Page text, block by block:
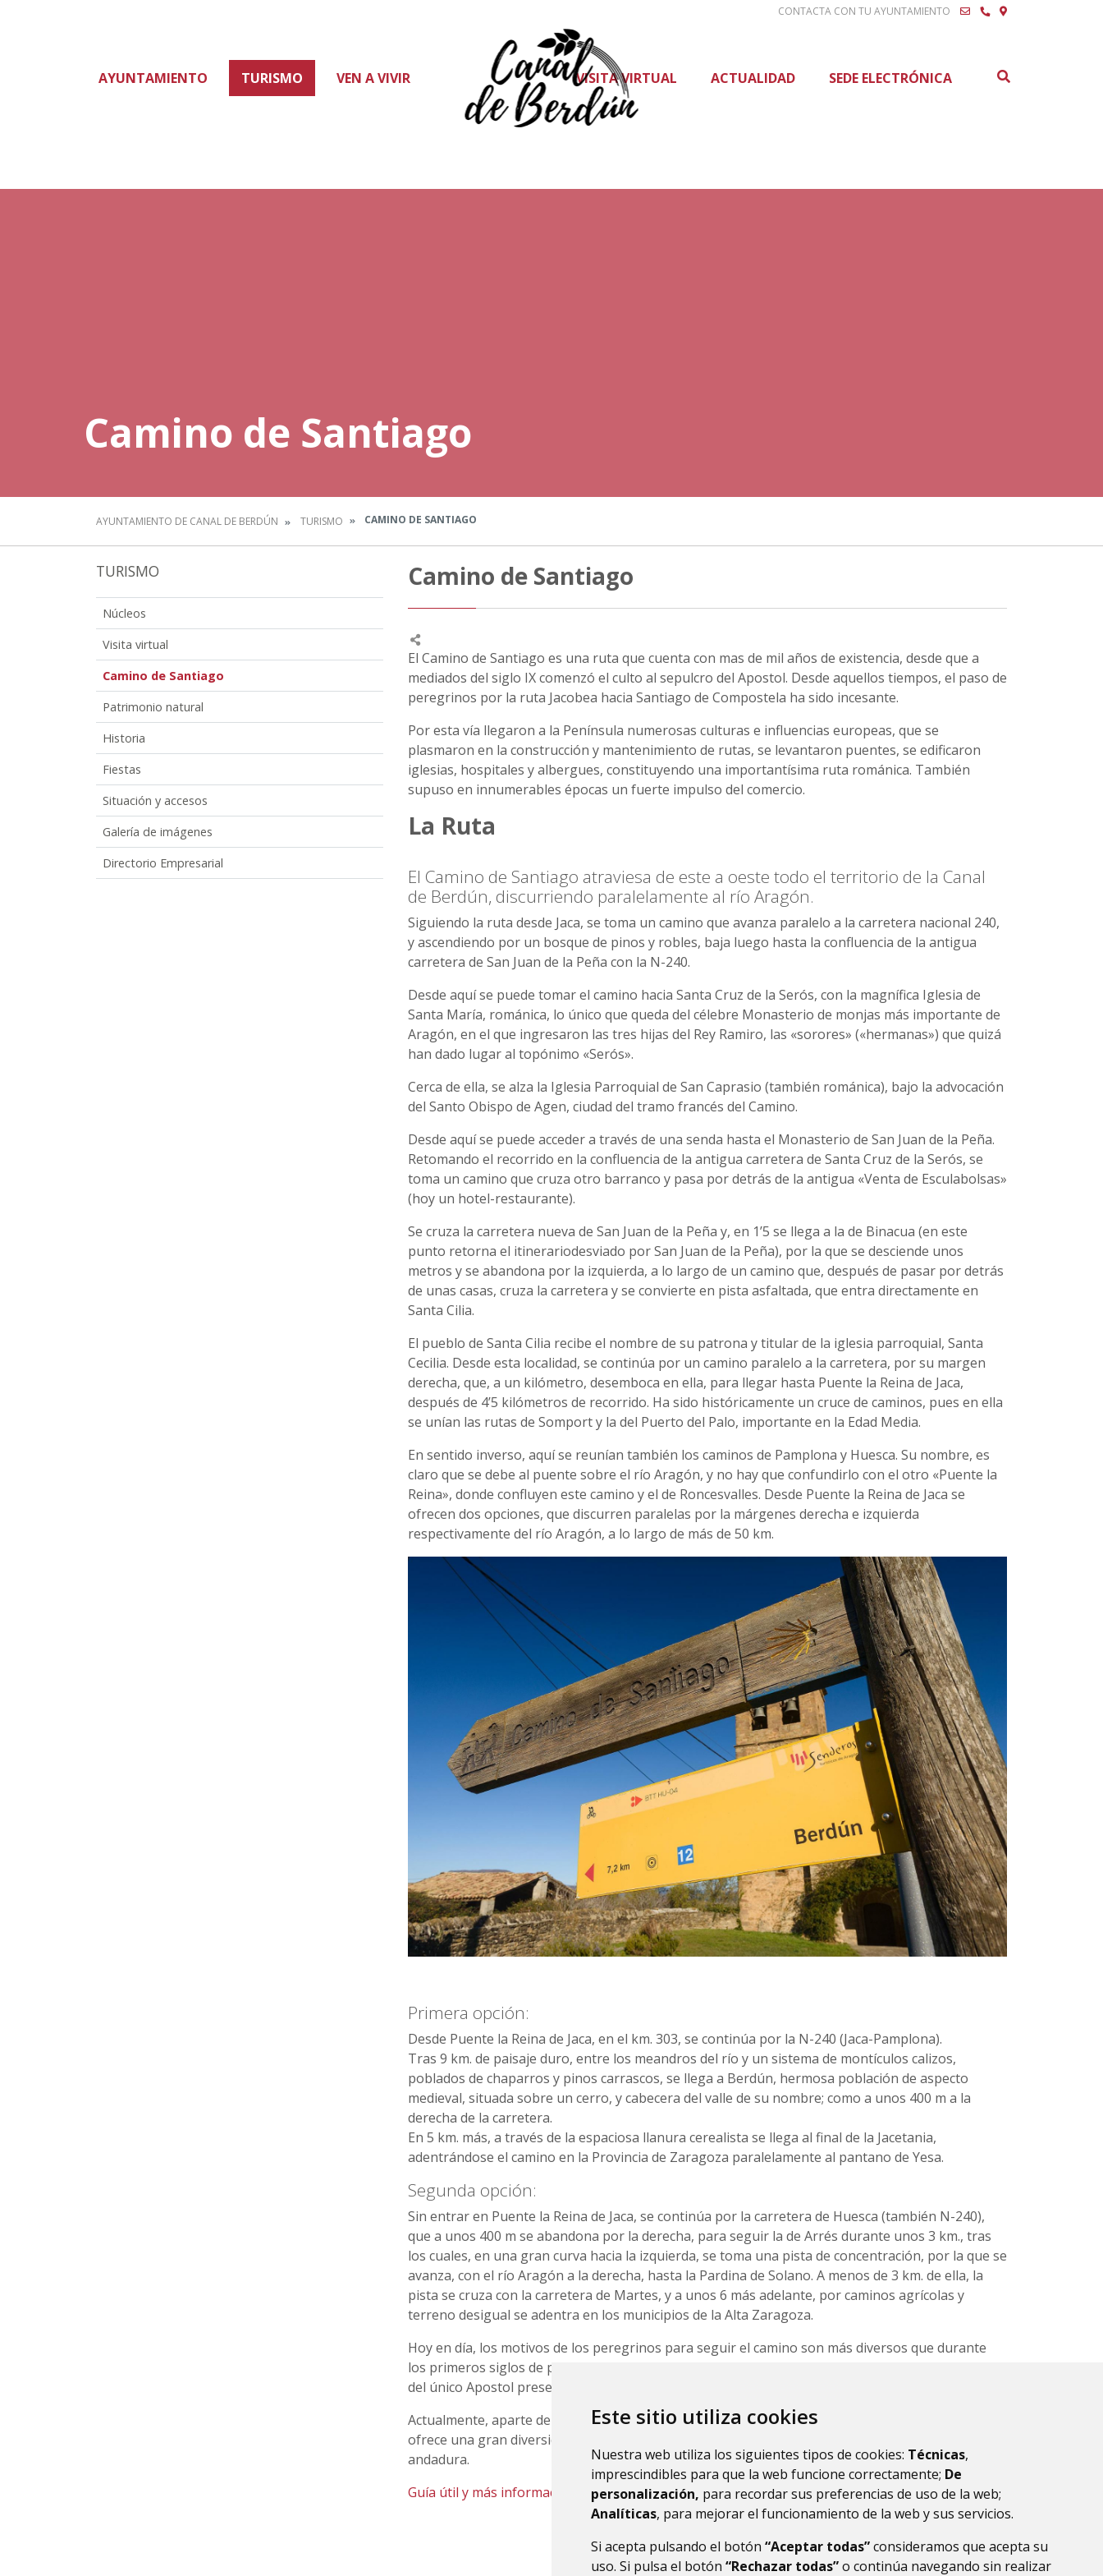
Este sitio utiliza cookies
Nuestra web utiliza los siguientes tipos de cookies: Técnicas,
imprescindibles para que la web funcione correctamente; De
personalización, para recordar sus preferencias de uso de la web;
Analíticas, para mejorar el funcionamiento de la web y sus servicios.
Si acepta pulsando el botón “Aceptar todas”consideramos que acepta su
uso. Si pulsa el botón “Rechazar todas”o continúa navegando sin realizar
CONTACTA CON TU AYUNTAMIENTO
AYUNTAMIENTO TURISMO VEN A VIVIR VISITA VIRTUAL ACTUALIDAD SEDE ELECTRÓNICA
Camino de Santiago
AYUNTAMIENTO DE CANAL DE BERDÚN TURISMO CAMINO DE SANTIAGO
TURISMO
Núcleos
Visita virtual
Camino de Santiago
Patrimonio natural
Historia
Fiestas
Situación y accesos
Galería de imágenes
Directorio Empresarial
Camino de Santiago
El Camino de Santiago es una ruta que cuenta con mas de mil años de existencia, desde que a
mediados del siglo IX comenzó el culto al sepulcro del Apostol. Desde aquellos tiempos, el paso de
peregrinos por la ruta Jacobea hacia Santiago de Compostela ha sido incesante.
Por esta vía llegaron a la Península numerosas culturas e influencias europeas, que se
plasmaron en la construcción y mantenimiento de rutas, se levantaron puentes, se edificaron
iglesias, hospitales y albergues, constituyendo una importantísima ruta románica. También
supuso en innumerables épocas un fuerte impulso del comercio.
La Ruta
El Camino de Santiago atraviesa de este a oeste todo el territorio de la Canal
de Berdún, discurriendo paralelamente al río Aragón.
Siguiendo la ruta desde Jaca, se toma un camino que avanza paralelo a la carretera nacional 240,
y ascendiendo por un bosque de pinos y robles, baja luego hasta la confluencia de la antigua
carretera de San Juan de la Peña con la N-240.
Desde aquí se puede tomar el camino hacia Santa Cruz de la Serós, con la magnífica Iglesia de
Santa María, románica, lo único que queda del célebre Monasterio de monjas más importante de
Aragón, en el que ingresaron las tres hijas del Rey Ramiro, las «sorores» («hermanas») que quizá
han dado lugar al topónimo «Serós».
Cerca de ella, se alza la Iglesia Parroquial de San Caprasio (también románica), bajo la advocación
del Santo Obispo de Agen, ciudad del tramo francés del Camino.
Desde aquí se puede acceder a través de una senda hasta el Monasterio de San Juan de la Peña.
Retomando el recorrido en la confluencia de la antigua carretera de Santa Cruz de la Serós, se
toma un camino que cruza otro barranco y pasa por detrás de la antigua «Venta de Esculabolsas»
(hoy un hotel-restaurante).
Se cruza la carretera nueva de San Juan de la Peña y, en 1’5 se llega a la de Binacua (en este
punto retorna el itinerariodesviado por San Juan de la Peña), por la que se desciende unos
metros y se abandona por la izquierda, a lo largo de un camino que, después de pasar por detrás
de unas casas, cruza la carretera y se convierte en pista asfaltada, que entra directamente en
Santa Cilia.
El pueblo de Santa Cilia recibe el nombre de su patrona y titular de la iglesia parroquial, Santa
Cecilia. Desde esta localidad, se continúa por un camino paralelo a la carretera, por su margen
derecha, que, a un kilómetro, desemboca en ella, para llegar hasta Puente la Reina de Jaca,
después de 4’5 kilómetros de recorrido. Ha sido históricamente un cruce de caminos, pues en ella
se unían las rutas de Somport y la del Puerto del Palo, importante en la Edad Media.
En sentido inverso, aquí se reunían también los caminos de Pamplona y Huesca. Su nombre, es
claro que se debe al puente sobre el río Aragón, y no hay que confundirlo con el otro «Puente la
Reina», donde confluyen este camino y el de Roncesvalles. Desde Puente la Reina de Jaca se
ofrecen dos opciones, que discurren paralelas por la márgenes derecha e izquierda
respectivamente del río Aragón, a lo largo de más de 50 km.
Primera opción:
Desde Puente la Reina de Jaca, en el km. 303, se continúa por la N-240 (Jaca-Pamplona).
Tras 9 km. de paisaje duro, entre los meandros del río y un sistema de montículos calizos,
poblados de chaparros y pinos carrascos, se llega a Berdún, hermosa población de aspecto
medieval, situada sobre un cerro, y cabecera del valle de su nombre; como a unos 400 m a la
derecha de la carretera.
En 5 km. más, a través de la espaciosa llanura cerealista se llega al final de la Jacetania,
adentrándose el camino en la Provincia de Zaragoza paralelamente al pantano de Yesa.
Segunda opción:
Sin entrar en Puente la Reina de Jaca, se continúa por la carretera de Huesca (también N-240),
que a unos 400 m se abandona por la derecha, para seguir la de Arrés durante unos 3 km., tras
los cuales, en una gran curva hacia la izquierda, se toma una pista de concentración, por la que se
avanza, con el río Aragón a la derecha, hasta la Pardina de Solano. A menos de 3 km. de ella, la
pista se cruza con la carretera de Martes, y a unos 6 más adelante, por caminos agrícolas y
terreno desigual se adentra en los municipios de la Alta Zaragoza.
Hoy en día, los motivos de los peregrinos para seguir el camino son más diversos que durante
los primeros siglos de peregrinación, donde el fervor cristiano impulsó la veneración del cuerpo
del único Apostol presente en el occidente cristiano.
Actualmente, aparte de los religiosos, existen motivos lúdicos y culturales, ya que el sendero
ofrece una gran diversidad de gentes, arte, historia y cultura que por sí solos merecen la pena la
andadura.
Guía útil y más información